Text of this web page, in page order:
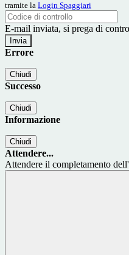
tramite la Login Spaggiari
E-mail inviata, si prega di
Errore
Chiudi
Successo
Chiudi
Informazione
Chiudi
Attendere...
Attendere il completamento